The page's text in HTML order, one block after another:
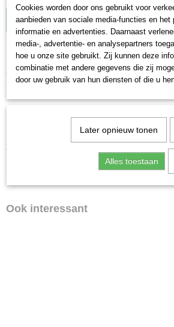
IN WINKELWAGEN
Specificaties
Productcode leverancier
Omschrijving
Märklin 4724 ÖBB
Ook interessant
Cookies worden door ons gebruikt voor
aanbieden van sociale media-functies en het
informatie en advertenties. Daarnaast
media-, advertentie- en analysepartners
hoe u onze site gebruikt. Zij kunnen deze
combinatie met andere gegevens die zij
door uw gebruik van hun diensten of die u
Later opnieuw tonen
Alles toestaan